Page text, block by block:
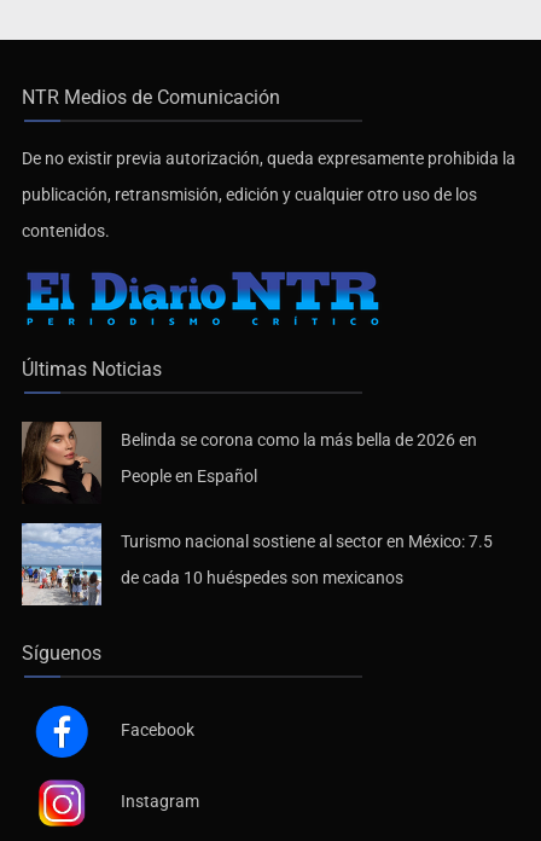
NTR Medios de Comunicación
De no existir previa autorización, queda expresamente prohibida la
publicación, retransmisión, edición y cualquier otro uso de los
contenidos.
Últimas Noticias
Belinda se corona como la más bella de 2026 en
People en Español
Turismo nacional sostiene al sector en México: 7.5
de cada 10 huéspedes son mexicanos
Síguenos
Facebook
Instagram